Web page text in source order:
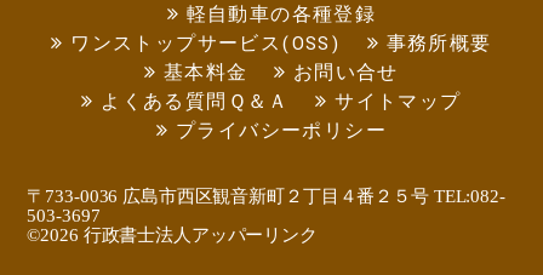
軽自動車の各種登録
ワンストップサービス(OSS)
事務所概要
基本料金
お問い合せ
よくある質問Ｑ＆Ａ
サイトマップ
プライバシーポリシー
〒733-0036 広島市西区観音新町２丁目４番２５号 TEL:082-
503-3697
©2026 行政書士法人アッパーリンク